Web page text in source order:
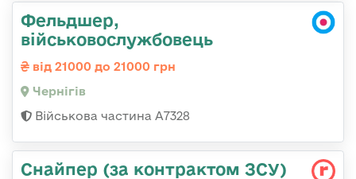
Фельдшер,
військовослужбовець
від 21000 до 21000 грн
Чернігів
Військова частина А7328
Снайпер (за контрактом ЗСУ)